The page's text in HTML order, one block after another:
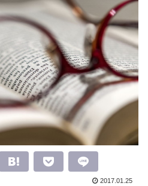
2017.01.25